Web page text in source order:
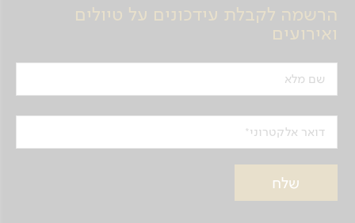
הרשמה לקבלת עידכונים על טיולים
ואירועים
שם מלא
דואר אלקטרוני